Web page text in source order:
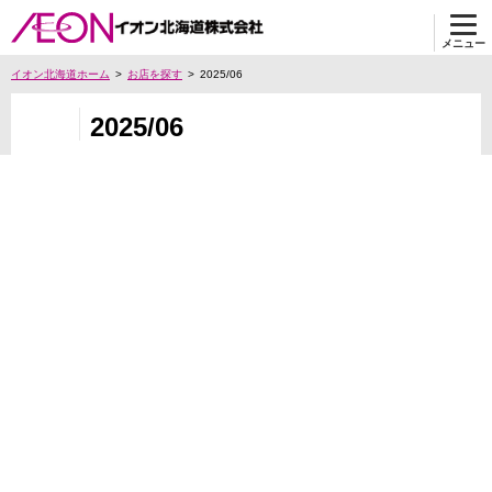
メニュー
イオン北海道ホーム お店を探す 2025/06
2025/06